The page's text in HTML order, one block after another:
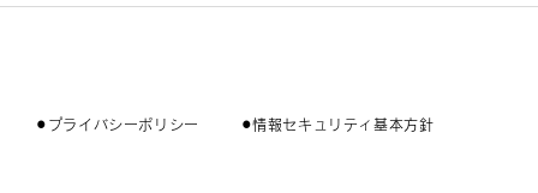
⚫︎プライバシーポリシー ⚫︎情報セキュリティ基本方針